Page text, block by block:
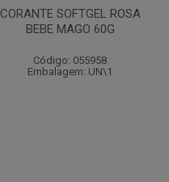
CORANTE SOFTGEL ROSA
BEBE MAGO 60G
Código: 055958
Embalagem: UN\1